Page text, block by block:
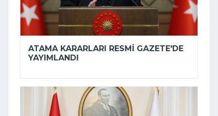
ATAMA KARARLARI RESMI GAZETE'DE
YAYIMLANDI